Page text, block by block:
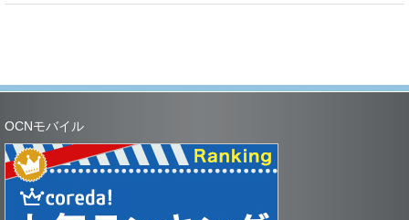
OCNモバイル